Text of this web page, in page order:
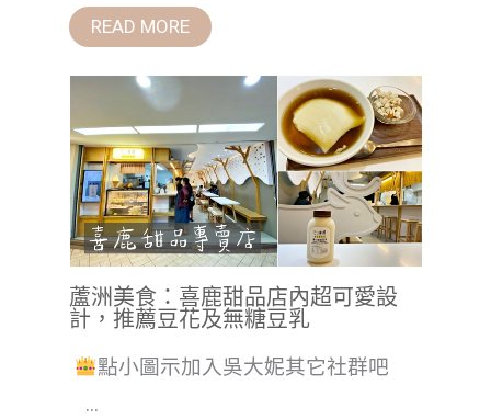
READ MORE
蘆洲美食：喜鹿甜品店內超可愛設
計，推薦豆花及無糖豆乳
點小圖示加入吳大妮其它社群吧
...